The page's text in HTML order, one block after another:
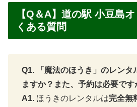
【Q＆A】道の駅 小豆島
くある質問
Q1. 「魔法のほうき」のレンタ
ますか？また、予約は必要です
A1. ほうきのレンタルは完全無